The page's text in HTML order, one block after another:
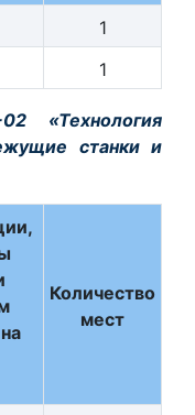
1
1
«Технология
станки и
Количество
мест